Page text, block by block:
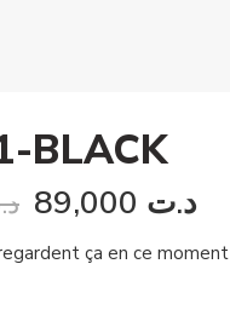
BLACK
د.ت
ça en ce moment